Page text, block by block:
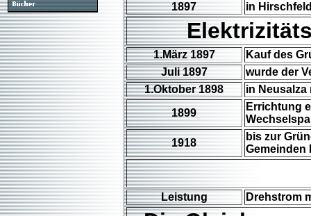
1897
in
1.März 1897
Kauf des
Juli 1897
wurde der
1.Oktober 1898
in Neusalza
1899
Errichtung
1918
bis zur
Gemeinden
Leistung Drehstrom